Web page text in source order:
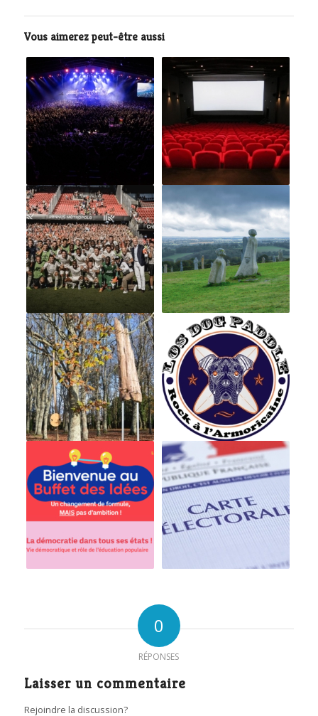
Vous aimerez peut-être aussi
0
RÉPONSES
Laisser un commentaire
Rejoindre la discussion?